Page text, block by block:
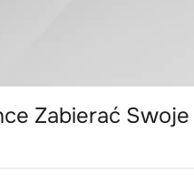
Zabierać Swoje